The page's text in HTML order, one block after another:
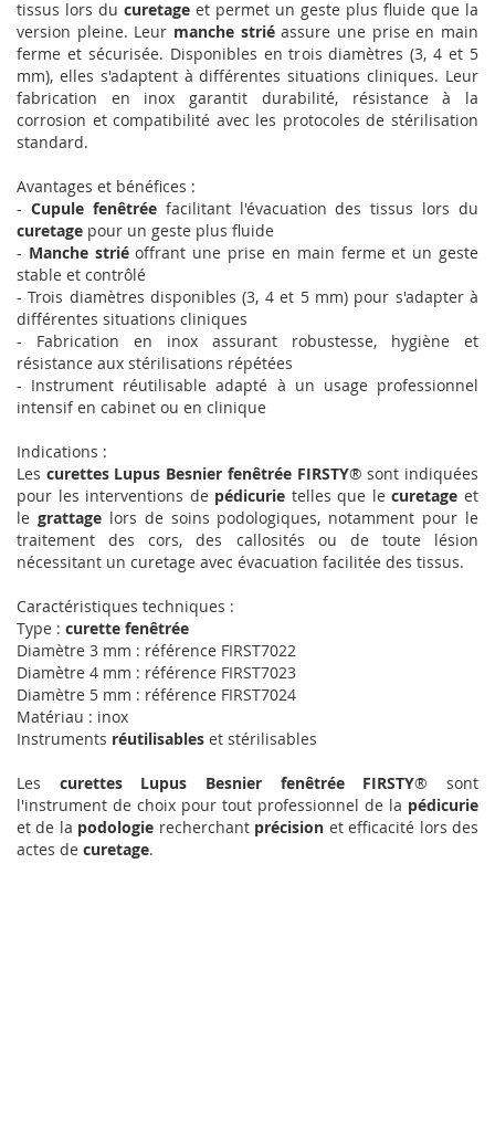
tissus lors du curetage et permet un geste plus fluide que la
version pleine. Leur manche striéassure une prise en main
ferme et sécurisée. Disponibles en trois diamètres (3, 4 et 5
mm), elles s'adaptent à différentes situations cliniques. Leur
fabrication en inox garantit durabilité, résistance à la
corrosion et compatibilité avec les protocoles de stérilisation
standard.
Avantages et bénéfices :
- Cupule fenêtréefacilitant l'évacuation des tissus lors du
curetage pour un geste plus fluide
- Manche striéoffrant une prise en main ferme et un geste
stable et contrôlé
- Trois diamètres disponibles (3, 4 et 5 mm) pour s'adapter à
différentes situations cliniques
- Fabrication en inox assurant robustesse, hygiène et
résistance aux stérilisations répétées
- Instrument réutilisable adapté à un usage professionnel
intensif en cabinet ou en clinique
Indications :
Les curettes Lupus Besnier fenêtrée FIRSTY® sont indiquées
pour les interventions de pédicurie telles que lecuretage et
le grattagelors de soins podologiques, notamment pour le
traitement des cors, des callosités ou de toute lésion
nécessitant un curetage avec évacuation facilitée des tissus.
Caractéristiques techniques :
Type : curette fenêtrée
Diamètre 3 mm : référence FIRST7022
Diamètre 4 mm : référence FIRST7023
Diamètre 5 mm : référence FIRST7024
Matériau : inox
Instruments réutilisables et stérilisables
Les curettes Lupus Besnier fenêtrée FIRSTY® sont
l'instrument de choix pour tout professionnel de la pédicurie
et de la podologie recherchant précision et efficacité lors des
actes de curetage.